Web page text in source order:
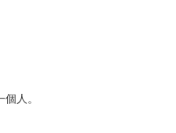
人。